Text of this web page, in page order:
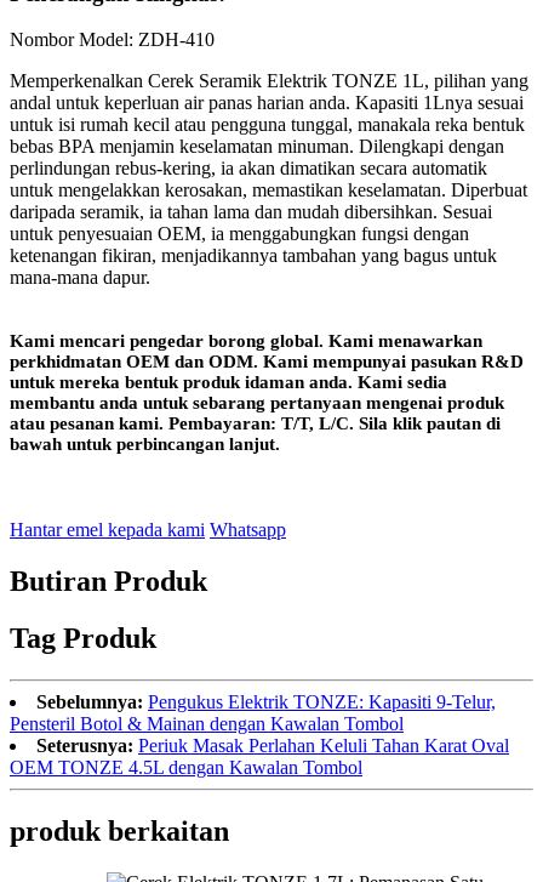
Nombor Model: ZDH-410
Memperkenalkan Cerek Seramik Elektrik TONZE 1L, pilihan yang
andal untuk keperluan air panas harian anda. Kapasiti 1Lnya sesuai
untuk isi rumah kecil atau pengguna tunggal, manakala reka bentuk
bebas BPA menjamin keselamatan minuman. Dilengkapi dengan
perlindungan rebus-kering, ia akan dimatikan secara automatik
untuk mengelakkan kerosakan, memastikan keselamatan. Diperbuat
daripada seramik, ia tahan lama dan mudah dibersihkan. Sesuai
untuk penyesuaian OEM, ia menggabungkan fungsi dengan
ketenangan fikiran, menjadikannya tambahan yang bagus untuk
mana-mana dapur.
Kami mencari pengedar borong global. Kami menawarkan
perkhidmatan OEM dan ODM. Kami mempunyai pasukan R&D
untuk mereka bentuk produk idaman anda. Kami sedia
membantu anda untuk sebarang pertanyaan mengenai produk
atau pesanan kami. Pembayaran: T/T, L/C. Sila klik pautan di
bawah untuk perbincangan lanjut.
Hantar emel kepada kami Whatsapp
Butiran Produk
Tag Produk
Sebelumnya: Pengukus Elektrik TONZE: Kapasiti 9-Telur,
Pensteril Botol & Mainan dengan Kawalan Tombol
Seterusnya: Periuk Masak Perlahan Keluli Tahan Karat Oval
OEM TONZE 4.5L dengan Kawalan Tombol
produk berkaitan